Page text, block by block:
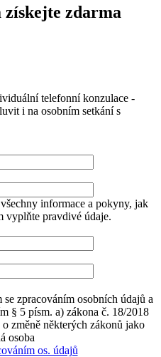
získejte zdarma
telefonní konzulace -
i na osobním setkání s
informace a pokyny, jak
vyplňte pravdivé údaje.
zpracováním osobních údajů a
§ 5 písm. a) zákona č. 18/2018
změně některých zákonů jako
osoba
os. údajů